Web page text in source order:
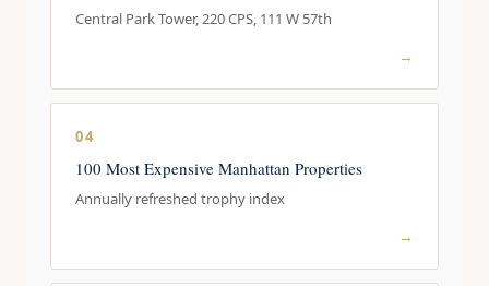
Central Park Tower, 220 CPS, 111 W 57th
→
04
100 Most Expensive Manhattan Properties
Annually refreshed trophy index
→